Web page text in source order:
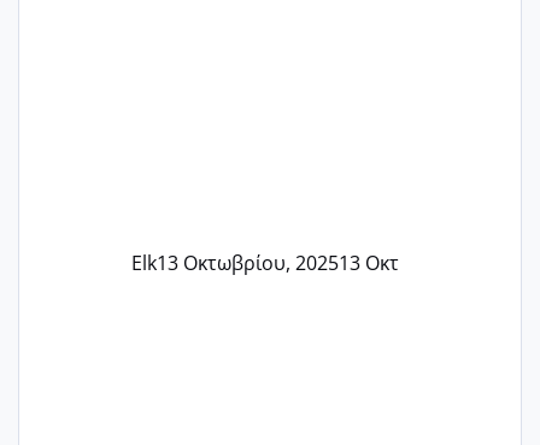
Elk13 Οκτωβρίου, 202513 Οκτ